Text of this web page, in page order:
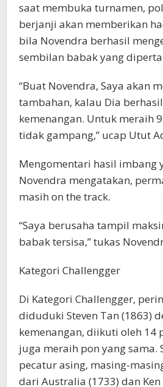
saat membuka turnamen,
berjanji akan memberikan
bila Novendra berhasil
sembilan babak yang
“Buat Novendra, Saya akan
tambahan, kalau Dia
kemenangan. Untuk meraih
tidak gampang,” ucap Utut
Mengomentari hasil imbang
Novendra mengatakan,
masih on the track.
“Saya berusaha tampil
babak tersisa,” tukas
Kategori Challengger
Di Kategori Challengger,
diduduki Steven Tan (1863)
kemenangan, diikuti oleh 14
juga meraih pon yang sama.
pecatur asing, masing-
dari Australia (1733) dan